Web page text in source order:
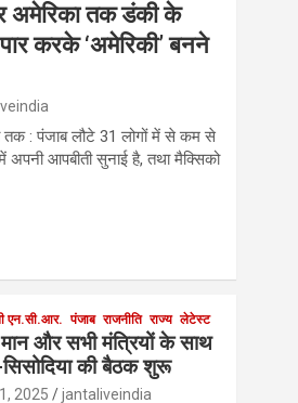
अमेरिका तक डंकी के
करके ‘अमेरिकी’ बनने
तक : पंजाब लौटे 31 लोगों में से कम से
आपबीती सुनाई है, तथा मैक्सिको
एन.सी.आर. पंजाब राजनीति राज्य लेटेस्ट
और सभी मंत्रियों के साथ
की बैठक शुरू
2025 jantaliveindia